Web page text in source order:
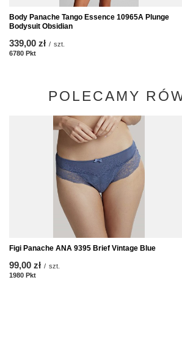
Body Panache Tango Essence 10965A Plunge
Bodysuit Obsidian
339,00 zł / szt.
6780 Pkt
POLECAMY
Figi Panache ANA 9395 Brief Vintage Blue
99,00 zł / szt.
1980 Pkt